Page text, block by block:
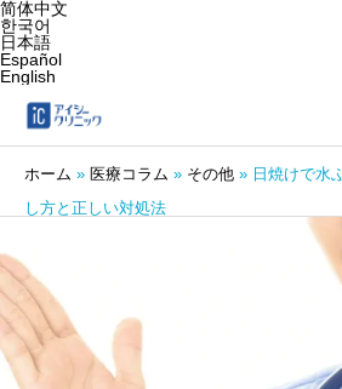
简体中文
한국어
日本語
Español
English
ホーム » 医療コラム » その他 » 日焼けで水
し方と正しい対処法